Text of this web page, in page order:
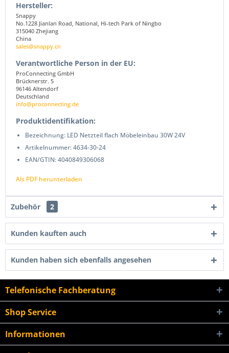
Hersteller:
Snappy
No.1228 Jianlan Road, National, Hi-tech Park of Ningbo
315040 Zhejiang
China
sales@snappy.cn
Verantwortliche Person in der EU:
ProConnecting GmbH
Brücknerstr. 5
96146 Altendorf
Deutschland
info@proconnecting.de
Produktidentifikation:
Bezeichnung: LED Netzteil flach Möbeleinbau 30W 24V
Artikelnummer: 4634-30-24
EAN/GTIN: 4040849306068
Als PDF herunterladen
Zubehör 2
Kunden kauften auch
Kunden haben sich ebenfalls angesehen
Telefonische Fachberatung
Shop Service
Informationen